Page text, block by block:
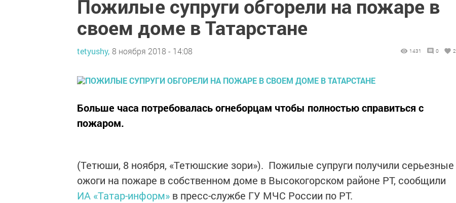
Пожилые супруги обгорели на пожаре в
своем доме в Татарстане
tetyushy, 8 ноября 2018 - 14:08 1431 0 2
Больше часа потребовалась огнеборцам чтобы полностью справиться с
пожаром.
(Тетюши, 8 ноября, «Тетюшские зори»). Пожилые супруги получили серьезные
ожоги на пожаре в собственном доме в Высокогорском районе РТ, сообщили
ИА «Татар-информ» в пресс-службе ГУ МЧС России по РТ.